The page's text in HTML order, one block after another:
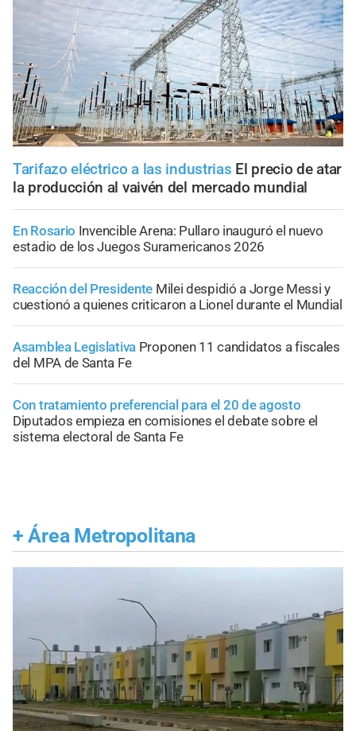
Tarifazo eléctrico a las industrias El precio de atar
la producción al vaivén del mercado mundial
En Rosario Invencible Arena: Pullaro inauguró el nuevo
estadio de los Juegos Suramericanos 2026
Reacción del Presidente Milei despidió a Jorge Messi y
cuestionó a quienes criticaron a Lionel durante el Mundial
Asamblea Legislativa Proponen 11 candidatos a fiscales
del MPA de Santa Fe
Con tratamiento preferencial para el 20 de agosto
Diputados empieza en comisiones el debate sobre el
sistema electoral de Santa Fe
+ Área Metropolitana